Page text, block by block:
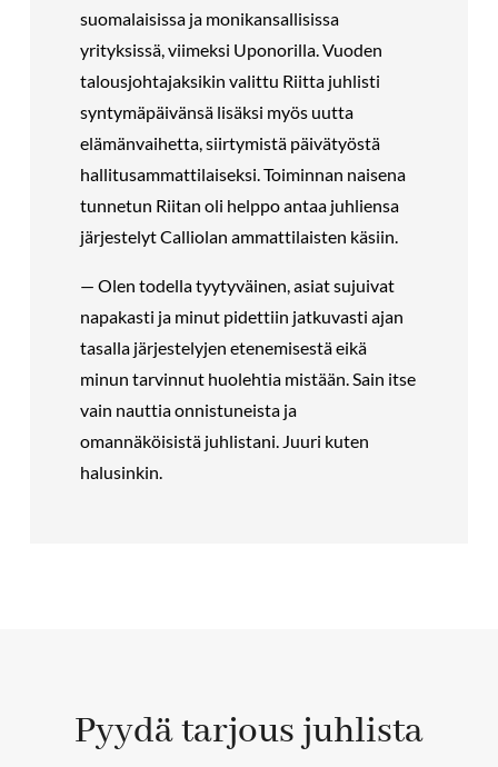
suomalaisissa ja monikansallisissa
yrityksissä, viimeksi Uponorilla. Vuoden
talousjohtajaksikin valittu Riitta juhlisti
syntymäpäivänsä lisäksi myös uutta
elämänvaihetta, siirtymistä päivätyöstä
hallitusammattilaiseksi. Toiminnan naisena
tunnetun Riitan oli helppo antaa juhliensa
järjestelyt Calliolan ammattilaisten käsiin.
— Olen todella tyytyväinen, asiat sujuivat
napakasti ja minut pidettiin jatkuvasti ajan
tasalla järjestelyjen etenemisestä eikä
minun tarvinnut huolehtia mistään. Sain itse
vain nauttia onnistuneista ja
omannäköisistä juhlistani. Juuri kuten
halusinkin.
Pyydä tarjous juhlista